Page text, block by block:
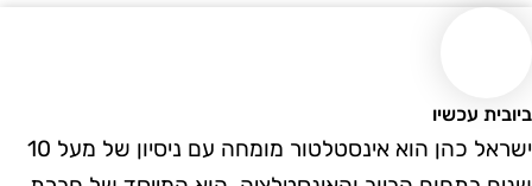
עכשיו
ישראל כהן הוא אינסטלטור מומחה עם ניסיון של מעל 10